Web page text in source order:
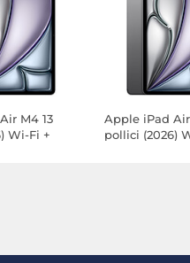
M4 13
Wi-Fi +
Apple iPad Air
pollici (2026)